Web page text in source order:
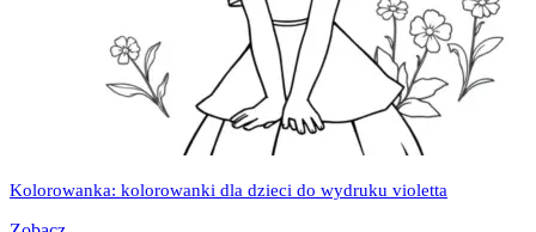
Kolorowanka: kolorowanki dla dzieci do wydruku violetta